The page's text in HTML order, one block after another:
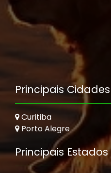
Principais Cidades
Curitiba
Porto Alegre
Principais Estados